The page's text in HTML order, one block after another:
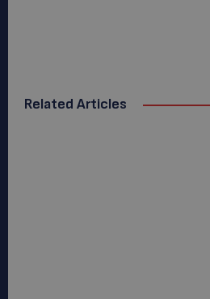
Related Articles